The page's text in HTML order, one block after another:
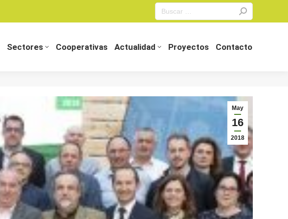
Search:
Sectores Cooperativas Actualidad Proyectos Contacto
May
16
2018
Actualidad Proyectos Contacto